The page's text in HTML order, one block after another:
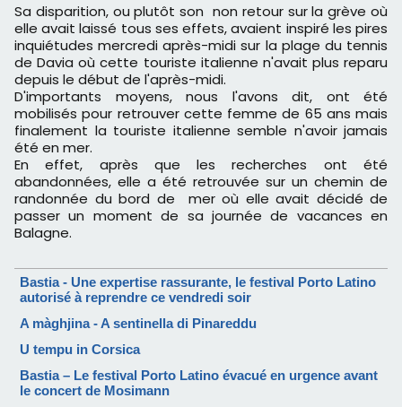
Sa disparition, ou plutôt son non retour sur la grève où
elle avait laissé tous ses effets, avaient inspiré les pires
inquiétudes mercredi après-midi sur la plage du tennis
de Davia où cette touriste italienne n'avait plus reparu
depuis le début de l'après-midi.
D'importants moyens, nous l'avons dit, ont été
mobilisés pour retrouver cette femme de 65 ans mais
finalement la touriste italienne semble n'avoir jamais
été en mer.
En effet, après que les recherches ont été
abandonnées, elle a été retrouvée sur un chemin de
randonnée du bord de mer où elle avait décidé de
passer un moment de sa journée de vacances en
Balagne.
Bastia - Une expertise rassurante, le festival Porto Latino
autorisé à reprendre ce vendredi soir
A màghjina - A sentinella di Pinareddu
U tempu in Corsica
Bastia – Le festival Porto Latino évacué en urgence avant
le concert de Mosimann